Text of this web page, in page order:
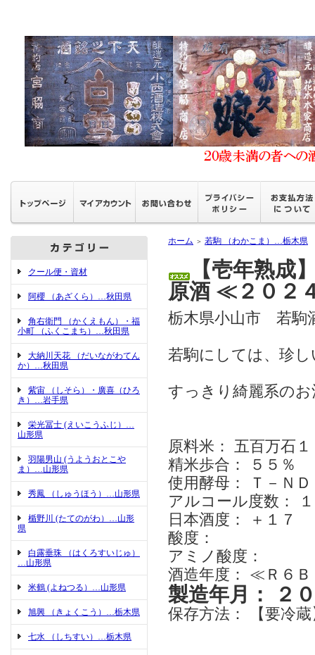
クール便・資材
阿櫻 （あざくら）…秋田県
角右衛門 （かくえもん）・福
小町 （ふくこまち）…秋田県
大納川天花 （だいながわてん
か）…秋田県
紫宙 （しそら）・廣喜（ひろ
き）…岩手県
栄光冨士 (えいこうふじ）…
山形県
羽陽男山 (うようおとこや
ま）…山形県
秀鳳 （しゅうほう）…山形県
楯野川 (たてのがわ）…山形
県
白露垂珠 （はくろすいじゅ）
…山形県
米鶴 (よねつる）…山形県
旭興 （きょくこう）…栃木県
七水 （しちすい）…栃木県
ホーム ＞ 若駒 （わかこま）…栃木県
【壱年熟
原酒 ≪２０２
栃木県小山市 若駒
若駒にしては、珍
すっきり綺麗系の
原料米： 五百万石
精米歩合： ５５％
使用酵母： Ｔ－ＮＤ
アルコール度数：
日本酒度： ＋１７
酸度：
アミノ酸度：
酒造年度： ≪Ｒ６
製造年月： ２
保存方法： 【要冷蔵